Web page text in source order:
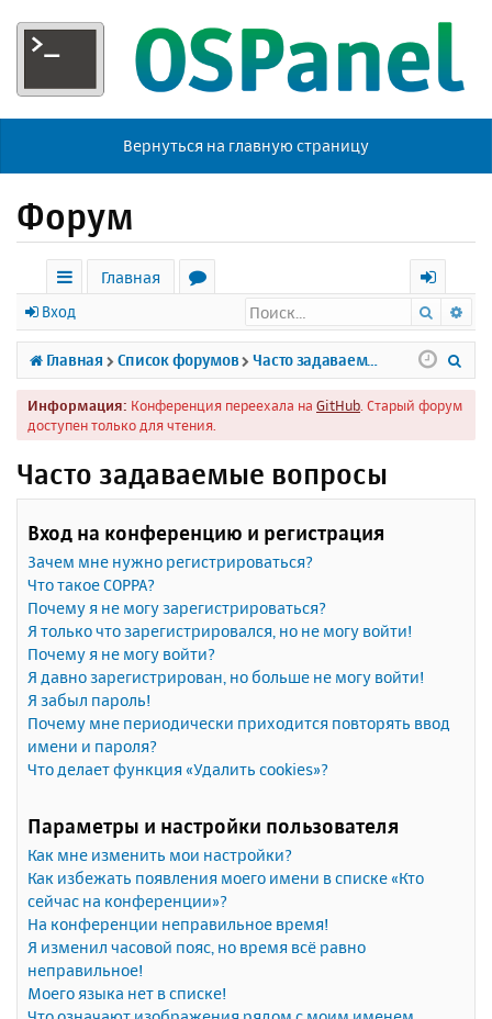
Вернуться на главную страницу
Форум
с
ы
л
к
Главная
р
у
м
х
о
д
Вход Поиск
Главная Список форумов Часто задаваемые вопросы
Информация: Конференция переехала на GitHub . Старый форум
доступен только для чтения.
Часто задаваемые вопросы
Вход на конференцию и регистрация
Зачем мне нужно регистрироваться?
Что такое COPPA?
Почему я не могу зарегистрироваться?
Я только что зарегистрировался, но не могу войти!
Почему я не могу войти?
Я давно зарегистрирован, но больше не могу войти!
Я забыл пароль!
Почему мне периодически приходится повторять ввод
имени и пароля?
Что делает функция «Удалить cookies»?
Параметры и настройки пользователя
Как мне изменить мои настройки?
Как избежать появления моего имени в списке «Кто
сейчас на конференции»?
На конференции неправильное время!
Я изменил часовой пояс, но время всё равно
неправильное!
Моего языка нет в списке!